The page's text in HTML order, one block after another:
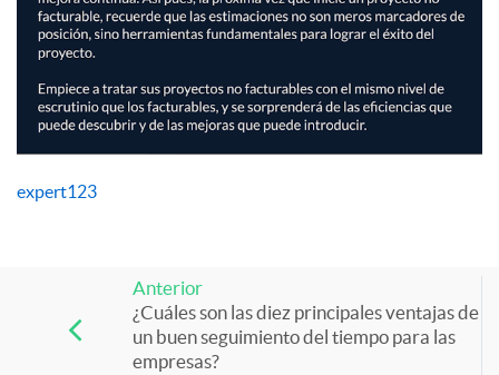
expert123
Anterior
¿Cuáles son las diez principales ventajas de
un buen seguimiento del tiempo para las
empresas?